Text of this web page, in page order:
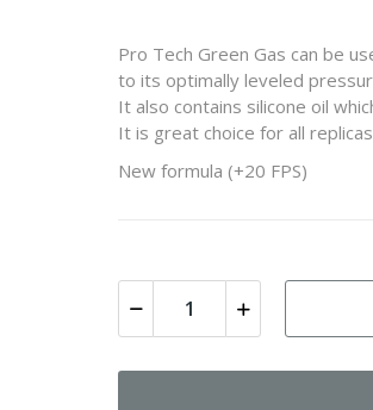
Pro Tech Green Gas can be
to its optimally leveled
It also contains silicone oil
It is great choice for all
New formula (+20 FPS)